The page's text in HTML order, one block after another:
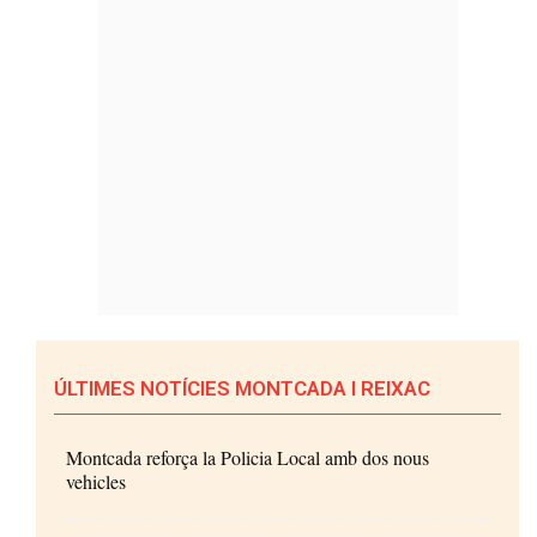
ÚLTIMES NOTÍCIES MONTCADA I REIXAC
Montcada reforça la Policia Local amb dos nous
vehicles